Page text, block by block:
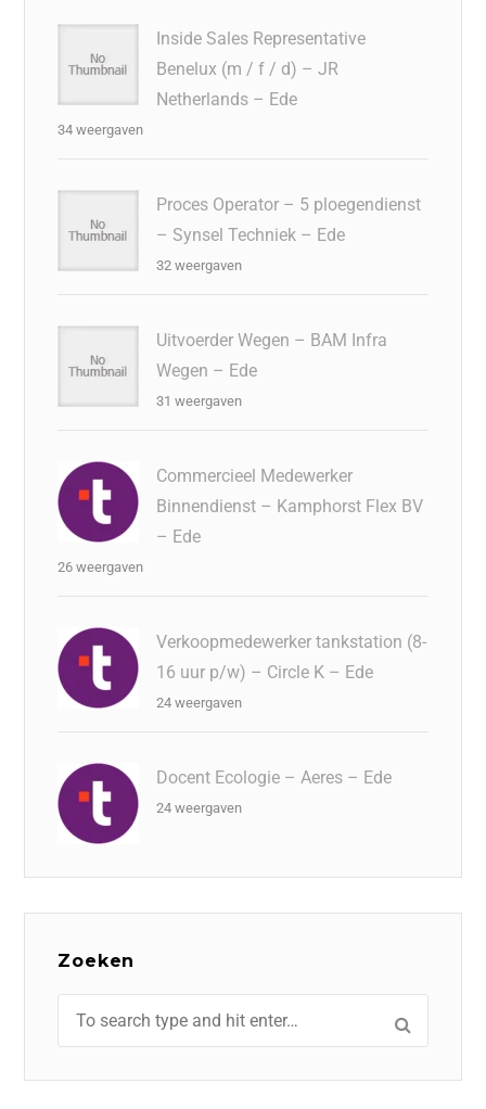
Inside Sales Representative
Benelux (m / f / d) – JR
Netherlands – Ede
34 weergaven
Proces Operator – 5 ploegendienst
– Synsel Techniek – Ede
32 weergaven
Uitvoerder Wegen – BAM Infra
Wegen – Ede
31 weergaven
Commercieel Medewerker
Binnendienst – Kamphorst Flex BV
– Ede
26 weergaven
Verkoopmedewerker tankstation (8-
16 uur p/w) – Circle K – Ede
24 weergaven
Docent Ecologie – Aeres – Ede
24 weergaven
Zoeken